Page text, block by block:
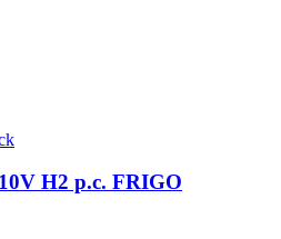
H2 p.c. FRIGO